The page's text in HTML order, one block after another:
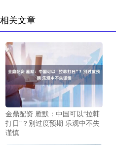
相关文章
金鼎配资 雁默：中国可以“拉韩
打日”？別过度预期 乐观中不失
谨慎